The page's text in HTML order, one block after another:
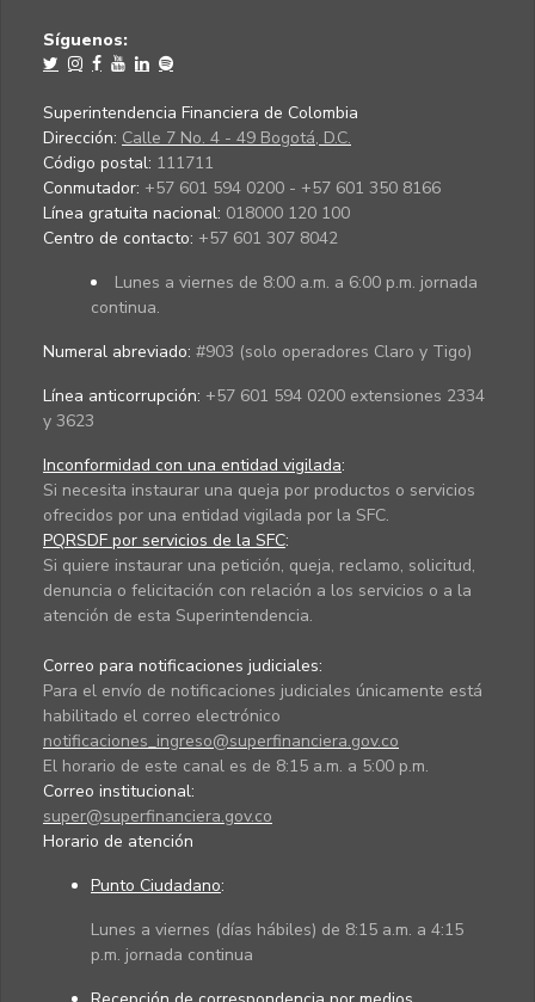
Síguenos:
Superintendencia Financiera de Colombia
Dirección: Calle 7 No. 4 - 49 Bogotá, D.C.
Código postal: 111711
Conmutador: +57 601 594 0200 - +57 601 350 8166
Línea gratuita nacional: 018000 120 100
Centro de contacto: +57 601 307 8042
Lunes a viernes de 8:00 a.m. a 6:00 p.m. jornada
continua.
Numeral abreviado: #903 (solo operadores Claro y Tigo)
Línea anticorrupción: +57 601 594 0200 extensiones 2334
y 3623
Inconformidad con una entidad vigilada:
Si necesita instaurar una queja por productos o servicios
ofrecidos por una entidad vigilada por la SFC.
PQRSDF por servicios de la SFC:
Si quiere instaurar una petición, queja, reclamo, solicitud,
denuncia o felicitación con relación a los servicios o a la
atención de esta Superintendencia.
Correo para notificaciones judiciales:
Para el envío de notificaciones judiciales únicamente está
habilitado el correo electrónico
notificaciones_ingreso@superfinanciera.gov.co
El horario de este canal es de 8:15 a.m. a 5:00 p.m.
Correo institucional:
super@superfinanciera.gov.co
Horario de atención
Punto Ciudadano:
Lunes a viernes (días hábiles) de 8:15 a.m. a 4:15
p.m. jornada continua